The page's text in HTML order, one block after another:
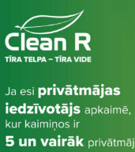
Ziņa